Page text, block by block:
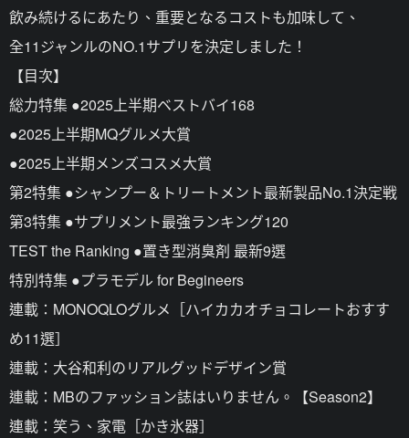
飲み続けるにあたり、重要となるコストも加味して、
全11ジャンルのNO.1サプリを決定しました！
【目次】
総力特集 ●2025上半期ベストバイ168
●2025上半期MQグルメ大賞
●2025上半期メンズコスメ大賞
第2特集 ●シャンプー＆トリートメント最新製品No.1決定戦
第3特集 ●サプリメント最強ランキング120
TEST the Ranking ●置き型消臭剤 最新9選
特別特集 ●プラモデル for Begineers
連載：MONOQLOグルメ［ハイカカオチョコレートおすす
め11選］
連載：大谷和利のリアルグッドデザイン賞
連載：MBのファッション誌はいりません。【Season2】
連載：笑う、家電［かき氷器］